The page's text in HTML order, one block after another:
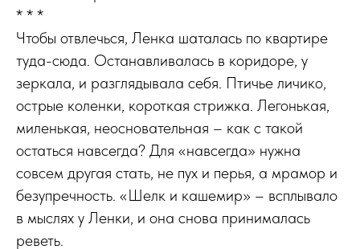
* * *
Чтобы отвлечься, Ленка шаталась по квартире
туда-сюда. Останавливалась в коридоре, у
зеркала, и разглядывала себя. Птичье личико,
острые коленки, короткая стрижка. Легонькая,
миленькая, неосновательная – как с такой
остаться навсегда? Для «навсегда» нужна
совсем другая стать, не пух и перья, а мрамор и
безупречность. «Шелк и кашемир» – всплывало
в мыслях у Ленки, и она снова принималась
реветь.